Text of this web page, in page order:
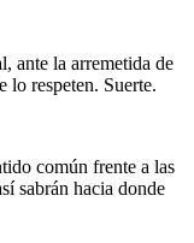
ante la arremetida de
lo respeten. Suerte.
común frente a las
sabrán hacia donde